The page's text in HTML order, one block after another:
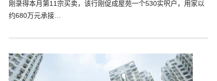
刚录得本月第11宗买卖，该行刚促成屋苑一个530实呎户，用家以
约680万元承接…